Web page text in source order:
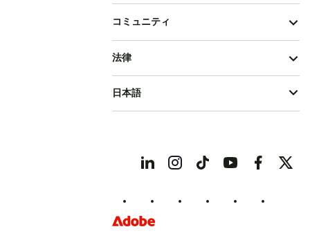
コミュニティ
法律
日本語